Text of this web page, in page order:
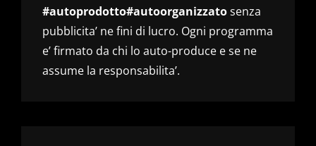
#autoprodotto#autoorganizzatosenza
pubblicita’ ne fini di lucro. Ogni programma
e’ firmato da chi lo auto-produce e se ne
assume la responsabilita’.